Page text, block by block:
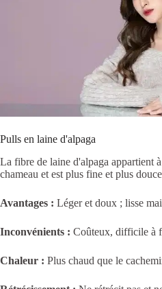
Pulls en laine d'alpaga
La fibre de laine d'alpaga appartient
chameau et est plus fine et plus
Avantages : Léger et doux ; lisse
Inconvénients : Coûteux, difficile à
Chaleur : Plus chaud que le